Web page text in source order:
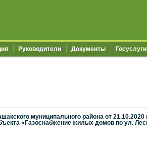
Руководители Документы Госуслуги
муниципального района от
«Газоснабжение жилых домов по ул.